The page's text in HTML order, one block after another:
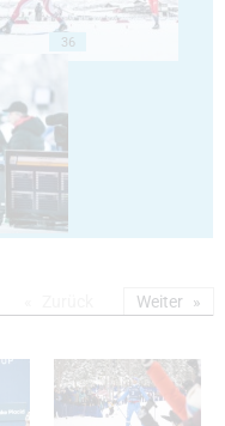
36
Weiter